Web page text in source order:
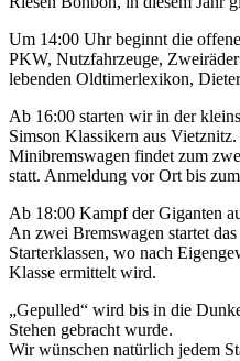
Um 14:00 Uhr beginnt die
PKW, Nutzfahrzeuge,
lebenden Oldtimerlexikon,
Ab 16:00 starten wir in der
Simson Klassikern aus
Minibremswagen findet zum
statt. Anmeldung vor Ort bis
Ab 18:00 Kampf der Giganten
An zwei Bremswagen startet
Starterklassen, wo nach
Klasse ermittelt wird.
„Gepulled“ wird bis in die
Stehen gebracht wurde.
Wir wünschen natürlich jedem